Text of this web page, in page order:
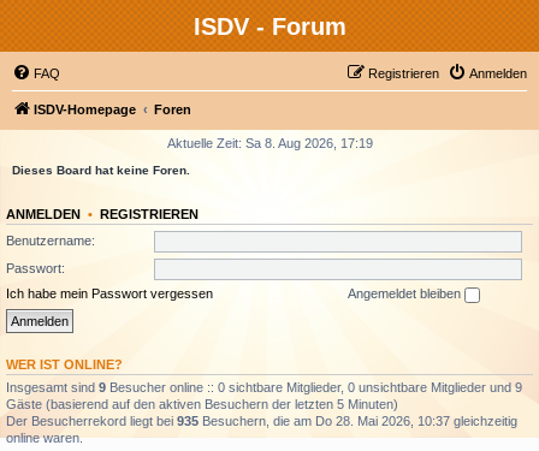
ISDV - Forum
FAQ Anmelden
Registrieren
ISDV-Homepage Foren
Aktuelle Zeit: Sa 8. Aug 2026, 17:19
Dieses Board hat keine Foren.
ANMELDEN • REGISTRIEREN
Benutzername:
Passwort:
Ich habe mein Passwort vergessen
Angemeldet bleiben
WER IST ONLINE?
Insgesamt sind 9 Besucher online :: 0 sichtbare Mitglieder, 0 unsichtbare Mitglieder und 9
Gäste (basierend auf den aktiven Besuchern der letzten 5 Minuten)
Der Besucherrekord liegt bei 935 Besuchern, die am Do 28. Mai 2026, 10:37 gleichzeitig
online waren.